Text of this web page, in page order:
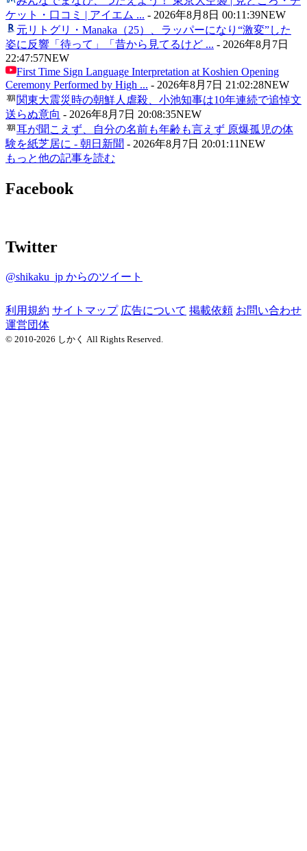
ケット・口コミ | アイエム ... - 2026年8月8日 00:11:39NEW
元リトグリ・Manaka（25）、ラッパーになり“激変”した
姿に反響「待って」「昔から見てるけど ... - 2026年8月7日
22:47:57NEW
First Time Sign Language Interpretation at Koshien Opening
Ceremony Performed by High ... - 2026年8月7日 21:02:28NEW
関東大震災時の朝鮮人虐殺、小池知事は10年連続で追悼文
送らぬ意向 - 2026年8月7日 20:08:35NEW
耳が聞こえず、自分の名前も年齢も言えず 原爆孤児の体
験を紙芝居に - 朝日新聞 - 2026年8月7日 20:01:11NEW
もっと他の記事を読む
Facebook
Twitter
@shikaku_jp からのツイート
利用規約 サイトマップ 広告について 掲載依頼 お問い合わせ
運営団体
© 2010-2026 しかく All Rights Reserved.